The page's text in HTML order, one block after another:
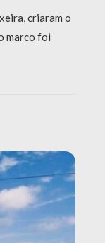
criaram o
marco foi